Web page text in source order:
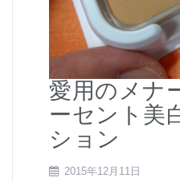
愛用のメナ
ーセント美
ション
2015年12月11日